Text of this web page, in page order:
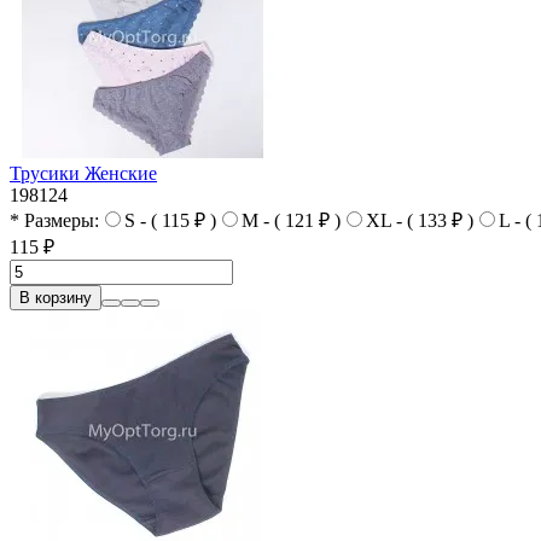
Трусики Женские
198124
* Размеры:
S - ( 115 ₽ ) M - ( 121 ₽ ) XL - ( 133 ₽ ) L - (
115 ₽
В корзину